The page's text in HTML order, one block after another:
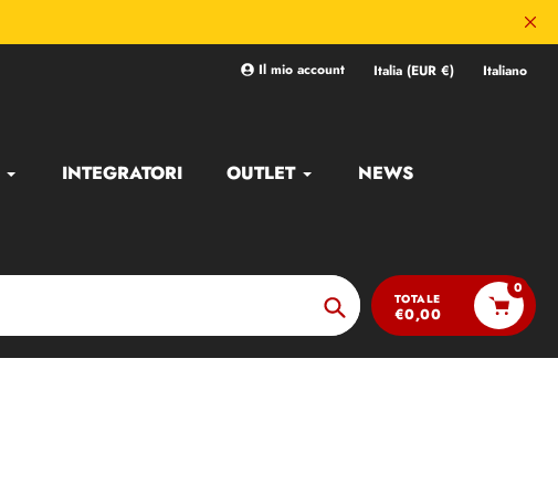
Il mio account Italia (EUR €) Italiano
INTEGRATORI OUTLET
NEWS
Ricerca
TOTALE
€0,00
0